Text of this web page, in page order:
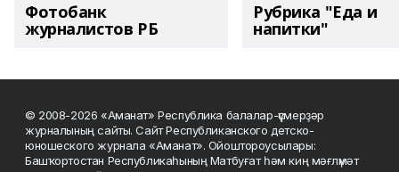
Фотобанк
журналистов РБ
Рубрика "Еда и
напитки"
© 2008-2026 «Аманат» Республика балалар-үҫмерҙәр
журналының сайты. Сайт Республиканского детско-
юношеского журнала «Аманат». Ойоштороусылары:
Башҡортостан Республикаһының Матбуғат һәм киң мәғлүмәт